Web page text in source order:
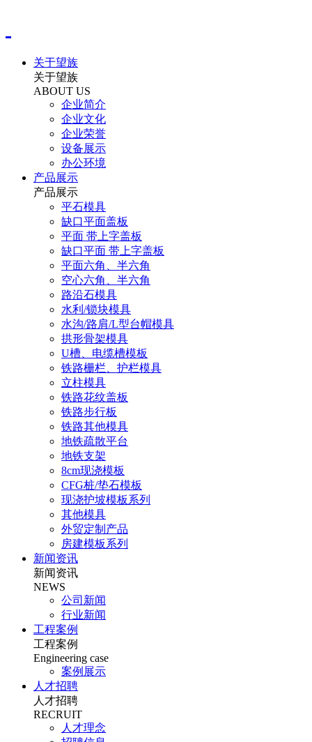
关于望族
关于望族
ABOUT US
企业简介
企业文化
企业荣誉
设备展示
办公环境
产品展示
产品展示
平石模具
缺口平面盖板
平面 带上字盖板
缺口平面 带上字盖板
平面六角、半六角
空心六角、半六角
路沿石模具
水利/锁块模具
水沟/路肩/L型台帽模具
拱形骨架模具
U槽、电缆槽模板
铁路栅栏、护栏模具
立柱模具
铁路花纹盖板
铁路步行板
铁路其他模具
地铁疏散平台
地铁支架
8cm现浇模板
CFG桩/垫石模板
现浇护坡模板系列
其他模具
外贸定制产品
房建模板系列
新闻资讯
新闻资讯
NEWS
公司新闻
行业新闻
工程案例
工程案例
Engineering case
案例展示
人才招聘
人才招聘
RECRUIT
人才理念